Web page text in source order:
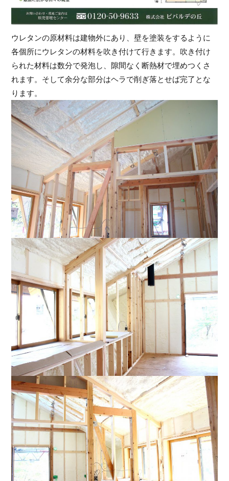
ウレタンの原材料は建物外にあり、壁を塗装をするように
各個所にウレタンの材料を吹き付けて行きます。吹き付け
られた材料は数分で発泡し、隙間なく断熱材で埋めつくさ
れます。そして余分な部分はヘラで削ぎ落とせば完了とな
ります。